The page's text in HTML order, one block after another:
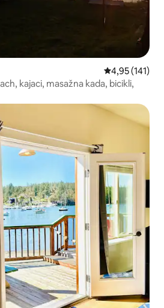
Prosječna
4,95 (141)
kajaci, masažna kada, bicikli,